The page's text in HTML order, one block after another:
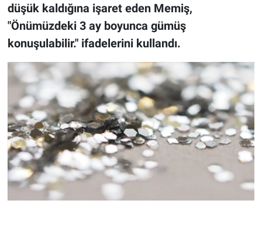
düşük kaldığına işaret eden Memiş,
"Önümüzdeki 3 ay boyunca gümüş
konuşulabilir." ifadelerini kullandı.